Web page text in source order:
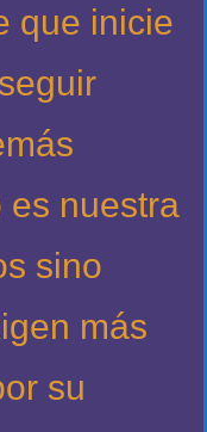
que inicie
es nuestra
sino
más
su